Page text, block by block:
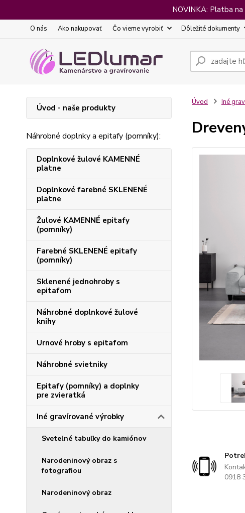
NOVINKA: Platba
O nás Ako nakupovať Čo vieme vyrobiť Dôležité dokumenty
Úvod - naše produkty
Náhrobné doplnky a epitafy (pomníky):
Doplnkové žulové KAMENNÉ
platne
Doplnkové farebné SKLENENÉ
platne
Žulové KAMENNÉ epitafy
(pomníky)
Farebné SKLENENÉ epitafy
(pomníky)
Sklenené jednohroby s
epitafom
Náhrobné doplnkové žulové
knihy
Urnové hroby s epitafom
Náhrobné svietniky
Epitafy (pomníky) a doplnky
pre zvieratká
Iné gravírované výrobky
Svetelné tabuľky do kamiónov
Narodeninový obraz s
fotografiou
Narodeninový obraz
Úvod Iné
0918